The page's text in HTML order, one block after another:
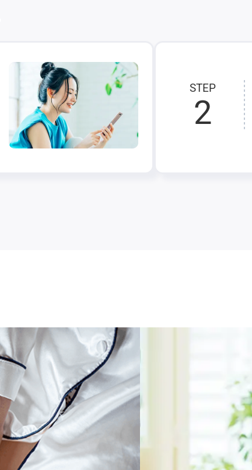
STEP
2